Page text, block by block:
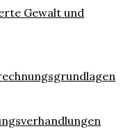
Gewalt und